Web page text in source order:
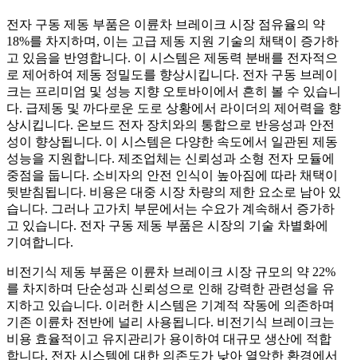
전자 구동 제동 부품은 이륜차 브레이크 시장 점유율의 약
18%를 차지하며, 이는 고급 제동 지원 기술의 채택이 증가하
고 있음을 반영합니다. 이 시스템은 제동력 분배를 전자적으
로 제어하여 제동 정밀도를 향상시킵니다. 전자 구동 브레이
크는 프리미엄 및 성능 지향 오토바이에서 흔히 볼 수 있습니
다. 급제동 및 까다로운 도로 상황에서 라이더의 제어력을 향
상시킵니다. 온보드 전자 장치와의 통합으로 반응성과 안전
성이 향상됩니다. 이 시스템은 다양한 속도에서 일관된 제동
성능을 지원합니다. 제조업체는 신뢰성과 소형 전자 모듈에
중점을 둡니다. 소비자의 안전 인식이 높아짐에 따라 채택이
뒷받침됩니다. 비용은 대중 시장 차량의 제한 요소로 남아 있
습니다. 그러나 고가치 부문에서는 수요가 계속해서 증가하
고 있습니다. 전자 구동 제동 부품은 시장의 기술 차별화에
기여합니다.
비전기식 제동 부품은 이륜차 브레이크 시장 규모의 약 22%
를 차지하며 단순성과 신뢰성으로 인해 강력한 관련성을 유
지하고 있습니다. 이러한 시스템은 기계적 작동에 의존하며
기존 이륜차 전반에 널리 사용됩니다. 비전기식 브레이크는
비용 효율적이고 유지관리가 용이하여 대규모 생산에 적합
합니다. 전자 시스템에 대한 의존도가 낮아 열악한 환경에서